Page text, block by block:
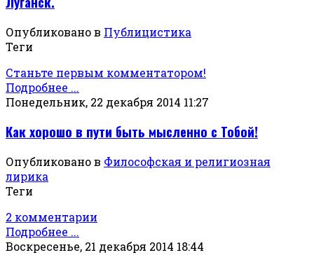
Опубликовано в Публицистика
Теги
Станьте первым комментатором!
Подробнее ...
Понедельник, 22 декабря 2014 11:27
Как хорошо в пути быть мысленно с Тобой!
Опубликовано в Философская и религиозная
лирика
Теги
2 комментарии
Подробнее ...
Воскресенье, 21 декабря 2014 18:44